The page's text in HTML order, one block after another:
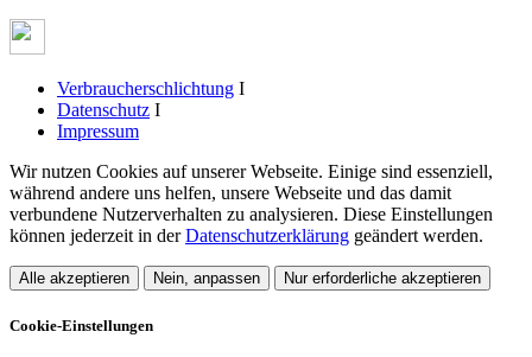
Verbraucherschlichtung I
Datenschutz I
Impressum
Wir nutzen Cookies auf unserer Webseite. Einige sind essenziell,
während andere uns helfen, unsere Webseite und das damit
verbundene Nutzerverhalten zu analysieren. Diese Einstellungen
können jederzeit in derDatenschutzerklärung geändert werden.
Alle akzeptieren Nein, anpassen Nur erforderliche akzeptieren
Cookie-Einstellungen